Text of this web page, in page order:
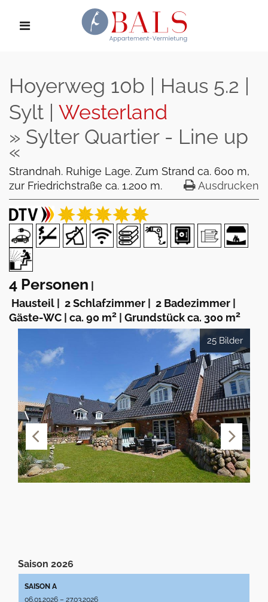
Hoyerweg 10b | Haus 5.2 |
Sylt | Westerland
» Sylter Quartier - Line up
«
Strandnah. Ruhige Lage. Zum Strand ca. 600 m,
zur Friedrichstraße ca. 1.200 m.
Ausdrucken
4 Personen
Hausteil
2 Schlafzimmer 2 Badezimmer
Gäste-WC
ca. 90 m2 Grundstück ca. 300 m2
25 Bilder
Saison 2026
SAISON A
06.01.2026 – 27.03.2026